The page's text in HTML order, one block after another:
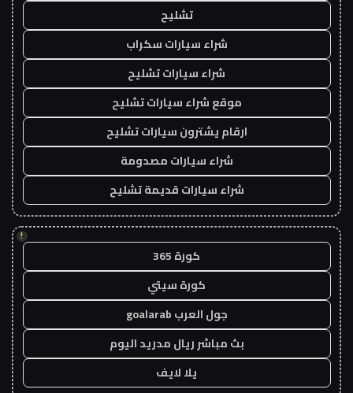
تشليح
شراء سيارات سكراب
شراء سيارات تشليح
موقع شراء سيارات تشليح
ارقام يشترون سيارات تشليح
شراء سيارات مصدومة
شراء سيارات قديمة تشليح
!
كورة 365
كورة سيتي
جول العرب goalarab
بث مباشر ريال مدريد اليوم
يلا لايف